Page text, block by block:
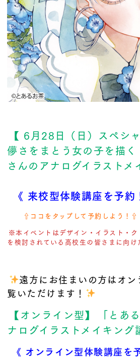
【 6月28日（日）スペシ
儚さをまとう女の子を描く
さんのアナログイラストメ
《 来校型体験講座を予約
⇧ココをタップして予約しよう！⇧
※本イベントはデザイン・イラスト・ク
を検討されている高校生の皆さまに向け
遠方にお住まいの方はオン
覧いただけます！
【オンライン型】
「とあ
ナログイラストメイキング
《 オンライン型体験講座を